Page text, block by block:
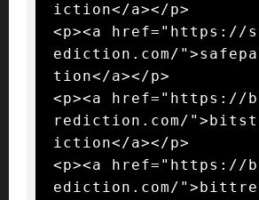
iction</a></p>
<p><a href="https://
ediction.com/
tion</a></p>
<p><a href="https://
rediction.com/
iction</a></p>
<p><a href="https://
ediction.com/